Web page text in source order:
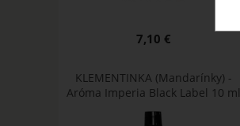
7,10 €
KLEMENTINKA (Mandarínky) -
Aróma Imperia Black Label 10 ml